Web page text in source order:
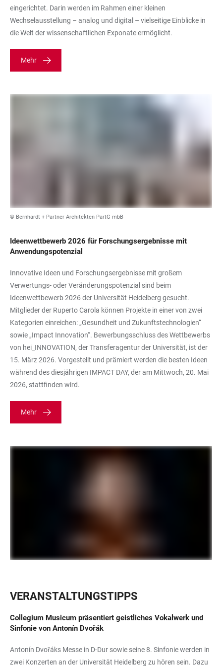
eingerichtet. Darin werden im Rahmen einer kleinen
Wechselausstellung – analog und digital – vielseitige Einblicke in
die Welt der wissenschaftlichen Exponate ermöglicht.
Mehr
© Bernhardt + Partner Architekten PartG mbB
Ideenwettbewerb 2026 für Forschungsergebnisse mit
Anwendungspotenzial
Innovative Ideen und Forschungsergebnisse mit großem
Verwertungs- oder Veränderungspotenzial sind beim
Ideenwettbewerb 2026 der Universität Heidelberg gesucht.
Mitglieder der Ruperto Carola können Projekte in einer von zwei
Kategorien einreichen: „Gesundheit und Zukunftstechnologien“
sowie „Impact Innovation“. Bewerbungsschluss des Wettbewerbs
von hei_INNOVATION, der Transferagentur der Universität, ist der
15. März 2026. Vorgestellt und prämiert werden die besten Ideen
während des diesjährigen IMPACT DAY, der am Mittwoch, 20. Mai
2026, stattfinden wird.
Mehr
VERANSTALTUNGSTIPPS
Collegium Musicum präsentiert geistliches Vokalwerk und
Sinfonie von Antonín Dvořák
Antonín Dvořáks Messe in D-Dur sowie seine 8. Sinfonie werden in
zwei Konzerten an der Universität Heidelberg zu hören sein. Dazu